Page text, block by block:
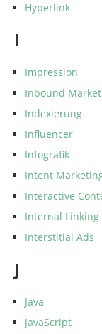
Hyperlink
I
Impression
Inbound
Indexierung
Influencer
Infografik
Intent
Interactive
Internal Linking
Interstitial Ads
J
Java
JavaScript